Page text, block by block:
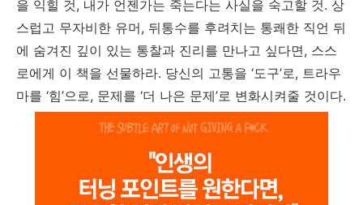
을 익힐 것, 내가 언젠가는 죽는다는 사실을 숙고할 것. 상
스럽고 무자비한 유머, 뒤통수를 후려치는 통쾌한 직언 뒤
에 숨겨진 깊이 있는 통찰과 진리를 만나고 싶다면, 스스
로에게 이 책을 선물하라. 당신의 고통을 ‘도구’로, 트라우
마를 ‘힘’으로, 문제를 ‘더 나은 문제’로 변화시켜줄 것이다.